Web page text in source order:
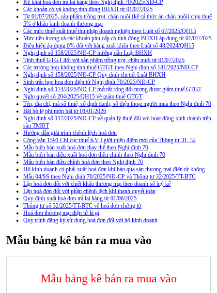
Kê khai hoá đơn trả lại hàng theo Nghị định 70/2025/NĐ-CP
Các khoản có và không tính đóng BHXH từ 01/07/2025
Từ 01/07/2025, sản phẩm trồng trọt, chăn nuôi (kể cả thức ăn chăn nuôi) chịu thuế
5% ở khâu kinh doanh thương mại
Các mức thuế suất thuế thu nhập doanh nghiệp theo Luật số 67/2025/QH15
Mức tiền lương và các khoản phụ cấp có tính đóng BHXH áp dụng từ 01/07/2025
Điều kiện áp dụng 0% đối với hàng xuất khẩu theo Luật số 48/2024/QH15
Nghị định số 158/2025/NĐ-CP hướng dẫn Luật BHXH
Tính thuế GTGT đối với sản phẩm trồng trọt, chăn nuôi từ 01/07/2025
Các trường hợp không tính thuế GTGT theo Nghị định số 181/2025/NĐ-CP
Nghị định số 158/2025/NĐ-CP Quy định chi tiết Luật BHXH
Sinh trắc học hoá đơn điện tử Nghị định 70/2025/NĐ-CP
Nghị định số 174/2025/NĐ-CP mở rất rộng đối tượng được giảm thuế GTGT
Nghị quyết sô 204/2025/QH15 về giảm thuế GTGT
Tên, địa chỉ, mã số thuế, số định danh, số điện thoại người mua theo Nghị định 70
Bãi bỏ lệ phí môn bài từ 01/01/2026
Nghị định số 117/2025/NĐ-CP về quản lý thuế đối với hoạt động kinh doanh trên
sàn TMĐT
Hướng dẫn giải trình chênh lệch hoá đơn
Công văn 1591 Chi cục thuế KV I giới thiệu điểm mới của Thông tư 31, 32
Mẫu biên bản xuất hoá đơn thay thế theo Nghị định 70
Mẫu biên bản điều xuất hoá đơn điều chỉnh theo Nghị định 70
Mẫu biên bản điều chỉnh hoá đơn theo Nghị định 70
Hộ kinh doanh có phải xuất hoá đơn khi bán qua sàn thương mại điện tử không
Mẫu 04/SS theo Nghi định 70/2025/NĐ-CP và Thông tư 32/2025/TT-BTC
Lập hoá đơn đối với chiết khấu thương mại theo doanh số luỹ kế
Lập hoá đơn đối với phần chênh lệch khi thanh quyết toán
Quy định xuất hoá đơn trả lại hàng từ 01/06/2025
Thông tư số 32/2025/TT-BTC về hoá đơn chứng từ
Hoá đơn thương mại điện tử là gì
Quy trình đăng ký sử dụng hoá đơn đối với hộ kinh doanh
Mẫu bảng kê bán ra mua vào
Mẫu bảng kê bán ra mua vào